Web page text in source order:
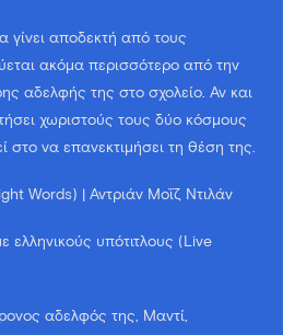
γίνει αποδεκτή από τους
ακόμα περισσότερο από την
αδελφής της στο σχολείο. Αν και
χωριστούς τους δύο κόσμους
στο να επανεκτιμήσει τη θέση της.
Words) | Αντριάν Μοΐζ Ντιλάν
ελληνικούς υπότιτλους (Live
αδελφός της, Μαντί,